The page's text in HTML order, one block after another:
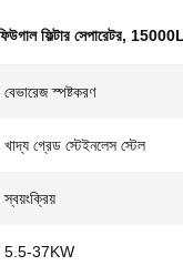
ফিল্টার সেপারেটর, 15000L/
বেভারেজ স্পষ্টকরণ
খাদ্য গ্রেড স্টেইনলেস স্টেল
স্বয়ংক্রিয়
5.5-37KW